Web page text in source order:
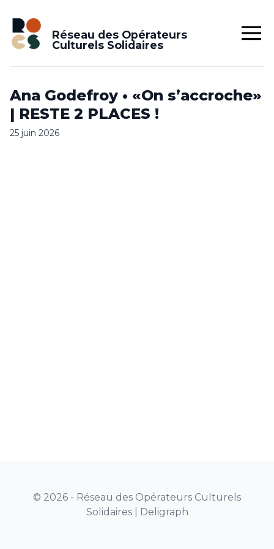
Réseau des Opérateurs
Culturels Solidaires
Ana Godefroy • «On s’accroche»
| RESTE 2 PLACES !
25 juin 2026
© 2026 - Réseau des Opérateurs Culturels
Solidaires | Deligraph